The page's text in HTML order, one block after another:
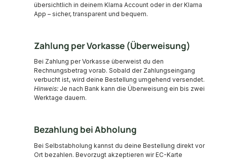
übersichtlich in deinem Klarna Account oder in der Klarna
App – sicher, transparent und bequem.
Zahlung per Vorkasse (Überweisung)
Bei Zahlung per Vorkasse überweist du den
Rechnungsbetrag vorab. Sobald der Zahlungseingang
verbucht ist, wird deine Bestellung umgehend versendet.
Hinweis: Je nach Bank kann die Überweisung ein bis zwei
Werktage dauern.
Bezahlung bei Abholung
Bei Selbstabholung kannst du deine Bestellung direkt vor
Ort bezahlen. Bevorzugt akzeptieren wir EC-Karte